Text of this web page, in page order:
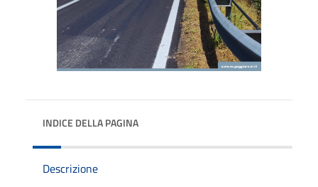
INDICE DELLA PAGINA
Descrizione